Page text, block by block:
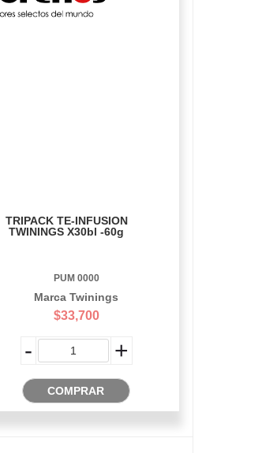
TRIPACK TE-INFUSION
TWININGS X30bl -60g
PUM 0000
Marca Twinings
$33,700
- +
COMPRAR